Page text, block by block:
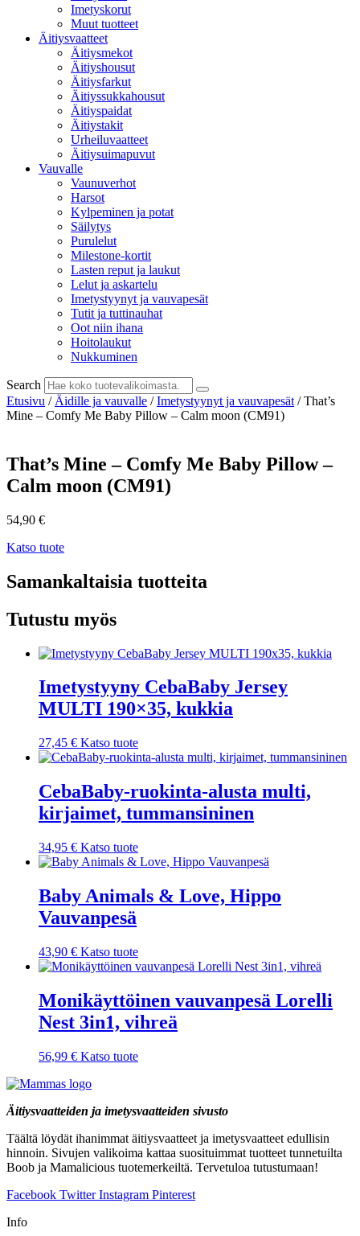
Imetyskorut
Muut tuotteet
Äitiysvaatteet
Äitiysmekot
Äitiyshousut
Äitiysfarkut
Äitiyssukkahousut
Äitiyspaidat
Äitiystakit
Urheiluvaatteet
Äitiysuimapuvut
Vauvalle
Vaunuverhot
Harsot
Kylpeminen ja potat
Säilytys
Purulelut
Milestone-kortit
Lasten reput ja laukut
Lelut ja askartelu
Imetystyynyt ja vauvapesät
Tutit ja tuttinauhat
Oot niin ihana
Hoitolaukut
Nukkuminen
Search
Etusivu / Äidille ja vauvalle /Imetystyynyt ja vauvapesät / That’s
Mine – Comfy Me Baby Pillow – Calm moon (CM91)
That’s Mine – Comfy Me Baby Pillow –
Calm moon (CM91)
54,90 €
Katso tuote
Samankaltaisia tuotteita
Tutustu myös
Imetystyyny CebaBaby Jersey
MULTI 190×35, kukkia
27,45 € Katso tuote
CebaBaby-ruokinta-alusta multi,
kirjaimet, tummansininen
34,95 € Katso tuote
Baby Animals & Love, Hippo
Vauvanpesä
43,90 € Katso tuote
Monikäyttöinen vauvanpesä Lorelli
Nest 3in1, vihreä
56,99 € Katso tuote
Äitiysvaatteiden ja imetysvaatteiden sivusto
Täältä löydät ihanimmat äitiysvaatteet ja imetysvaatteet edullisin
hinnoin. Sivujen valikoima kattaa suosituimmat tuotteet tunnetuilta
Boob ja Mamalicious tuotemerkeiltä. Tervetuloa tutustumaan!
Facebook Twitter Instagram Pinterest
Info